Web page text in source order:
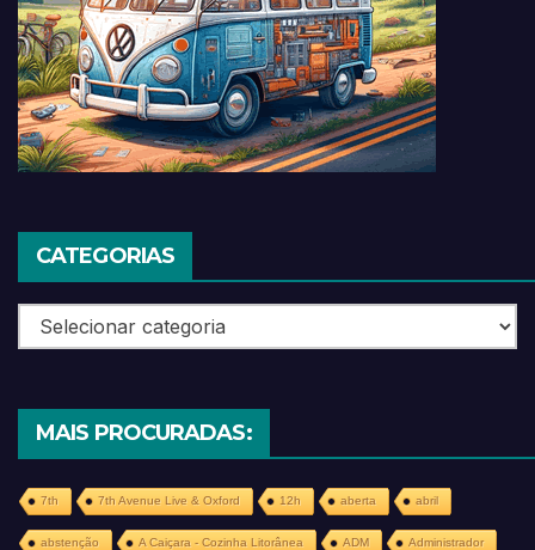
CATEGORIAS
Categorias
MAIS PROCURADAS:
7th 7th Avenue Live & Oxford 12h aberta abril
abstenção A Caiçara - Cozinha Litorânea ADM Administrador